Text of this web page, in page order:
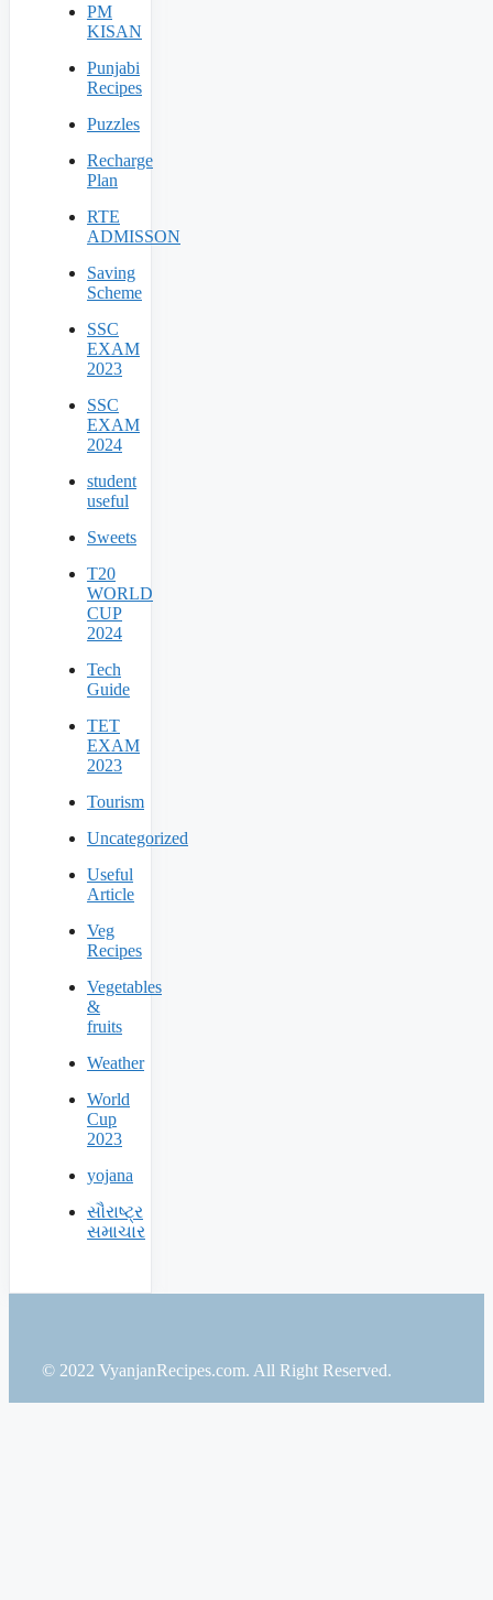
PM
KISAN
Punjabi
Recipes
Puzzles
Recharge
Plan
RTE
ADMISSON
Saving
Scheme
SSC
EXAM
2023
SSC
EXAM
2024
student
useful
Sweets
T20
WORLD
CUP
2024
Tech
Guide
TET
EXAM
2023
Tourism
Uncategorized
Useful
Article
Veg
Recipes
Vegetables
&
fruits
Weather
World
Cup
2023
yojana
સૌરાષ્ટ્ર
સમાચાર
© 2022 VyanjanRecipes.com. All Right Reserved.